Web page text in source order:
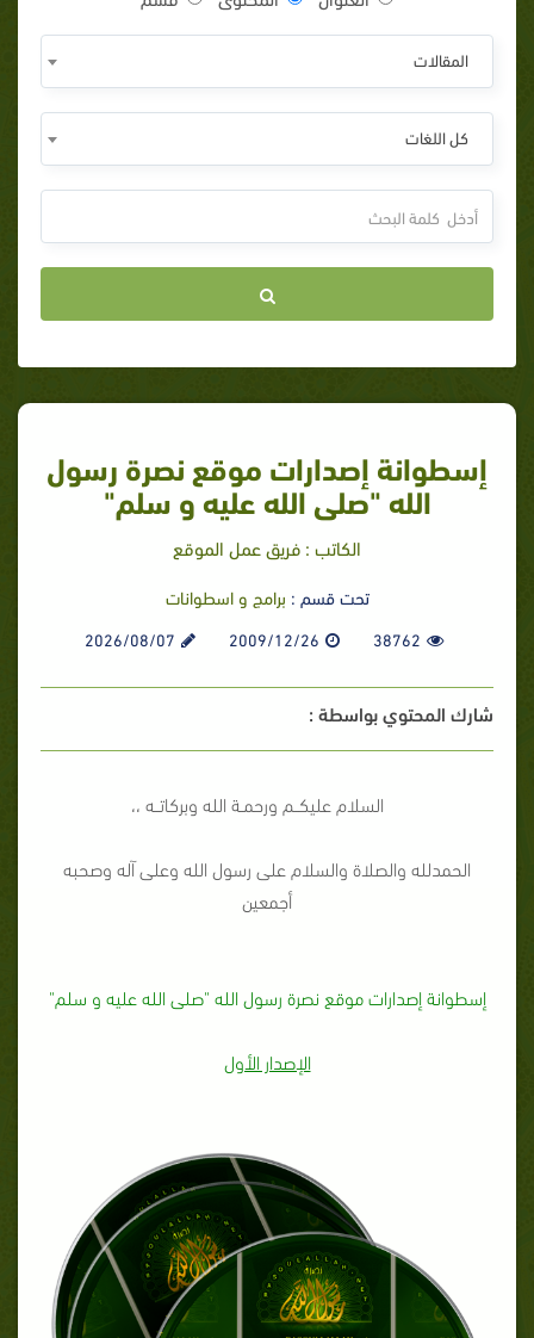
المقالات
كل اللغات
إسطوانة إصدارات موقع نصرة رسول
الله "صلى الله عليه و سلم"
الكاتب : فريق عمل الموقع
تحت قسم : برامج و اسطوانات
38762
2009/12/26
2026/08/07
شارك المحتوي بواسطة :
السلام عليكــم ورحمـة الله وبركاتــه ،،
الحمدلله والصلاة والسلام على رسول الله وعلى آله وصحبه
أجمعين
إسطوانة إصدارات موقع نصرة رسول الله "صلى الله عليه و سلم"
الإصدار الأول